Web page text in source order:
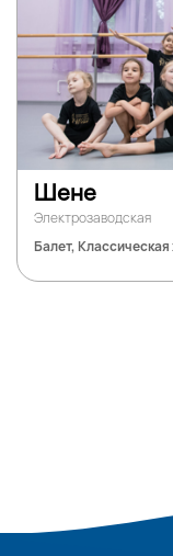
Шене
Электрозаводская
Балет,